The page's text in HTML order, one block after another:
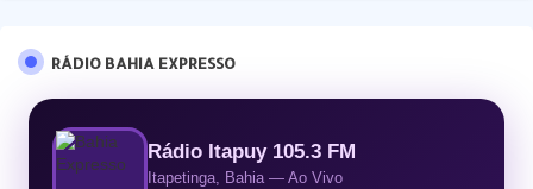
RÁDIO BAHIA EXPRESSO
Rádio Itapuy 105.3 FM
Itapetinga, Bahia — Ao Vivo